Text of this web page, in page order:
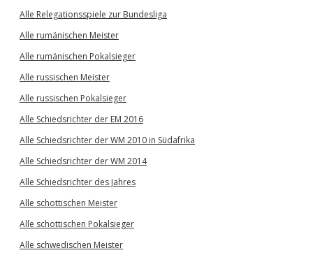
Alle Relegationsspiele zur Bundesliga
Alle rumänischen Meister
Alle rumänischen Pokalsieger
Alle russischen Meister
Alle russischen Pokalsieger
Alle Schiedsrichter der EM 2016
Alle Schiedsrichter der WM 2010 in Südafrika
Alle Schiedsrichter der WM 2014
Alle Schiedsrichter des Jahres
Alle schottischen Meister
Alle schottischen Pokalsieger
Alle schwedischen Meister